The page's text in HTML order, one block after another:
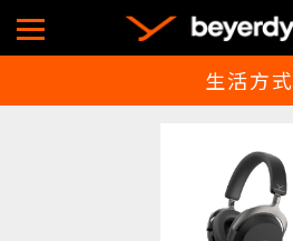
Gaming
Lifestyle
生活方式
生活方式